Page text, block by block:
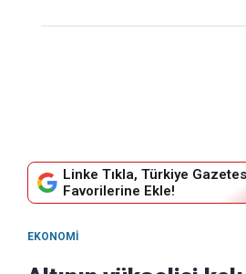
Linke Tıkla, Türkiye
Favorilerine Ekle!
EKONOMI